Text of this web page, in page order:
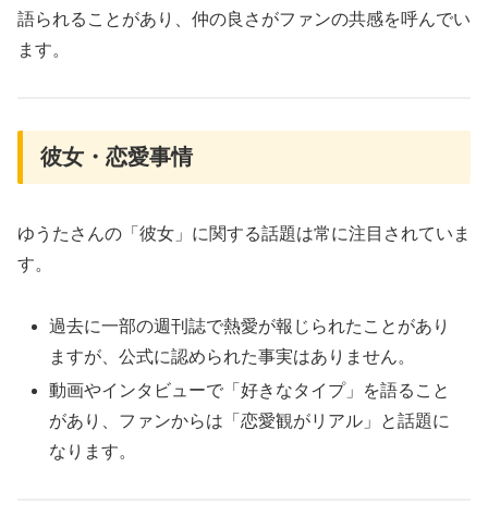
語られることがあり、仲の良さがファンの共感を呼んでい
ます。
彼女・恋愛事情
ゆうたさんの「彼女」に関する話題は常に注目されていま
す。
過去に一部の週刊誌で熱愛が報じられたことがあり
ますが、公式に認められた事実はありません。
動画やインタビューで「好きなタイプ」を語ること
があり、ファンからは「恋愛観がリアル」と話題に
なります。